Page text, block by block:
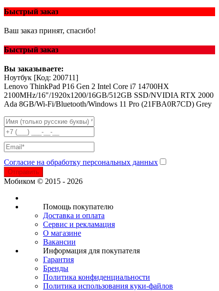
Быстрый заказ
Ваш заказ принят, спасибо!
Быстрый заказ
Вы заказываете:
Ноутбук [Код: 200711]
Lenovo ThinkPad P16 Gen 2 Intel Core i7 14700HX
2100MHz/16"/1920x1200/16GB/512GB SSD/NVIDIA RTX 2000
Ada 8GB/Wi-Fi/Bluetooth/Windows 11 Pro (21FBA0R7CD) Grey
Согласие на обработку персональных данных
Отправить
Мобиком © 2015 - 2026
Помощь покупателю
Доставка и оплата
Сервис и рекламация
О магазине
Вакансии
Информация для покупателя
Гарантия
Бренды
Политика конфиденциальности
Политика использования куки-файлов